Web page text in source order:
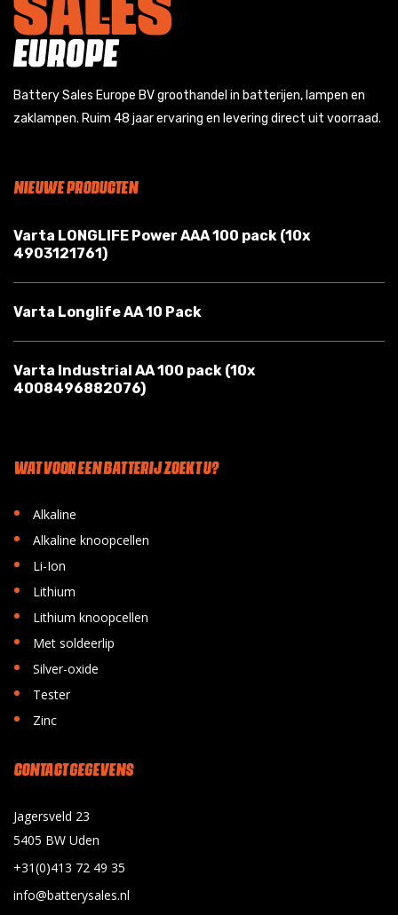
Battery Sales Europe BV groothandel in batterijen, lampen en
zaklampen. Ruim 48 jaar ervaring en levering direct uit voorraad.
NIEUWE PRODUCTEN
Varta LONGLIFE Power AAA 100 pack (10x
4903121761)
Varta Longlife AA 10 Pack
Varta Industrial AA 100 pack (10x
4008496882076)
WAT VOOR EEN BATTERIJ ZOEKT U?
• Alkaline
• Alkaline knoopcellen
• Li-Ion
• Lithium
• Lithium knoopcellen
• Met soldeerlip
• Silver-oxide
• Tester
• Zinc
CONTACT GEGEVENS
Jagersveld 23
5405 BW Uden
+31(0)413 72 49 35
info@batterysales.nl